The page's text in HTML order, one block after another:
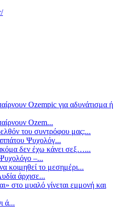
Ozempic για αδυνάτισμα ή
Ozem...
του συντρόφου μας;...
Ψυχολόγ...
δεν έχω κάνει σεξ…...
–...
κοιμηθεί το μεσημέρι...
άρχισε...
στο μυαλό γίνεται εμμονή και
ά...